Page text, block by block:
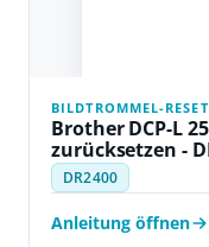
BILDTROMMEL-RESET
Brother DCP-L
zurücksetzen -
DR2400
Anleitung öffnen